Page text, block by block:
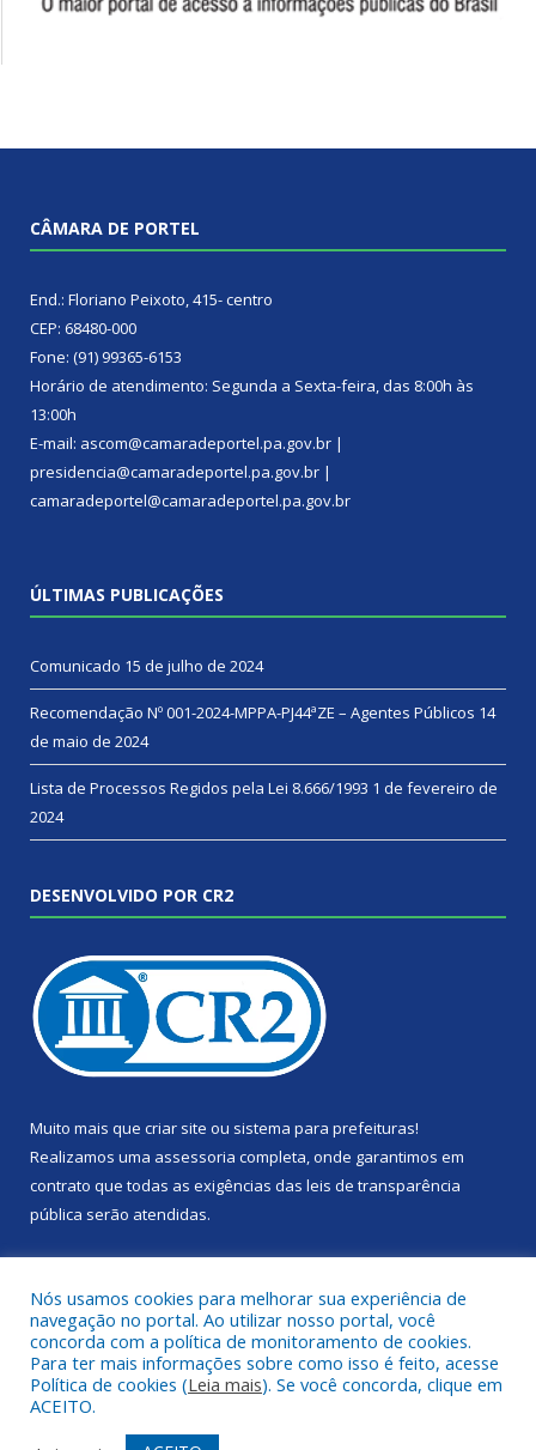
CÂMARA DE PORTEL
End.: Floriano Peixoto, 415- centro
CEP: 68480-000
Fone: (91) 99365-6153
Horário de atendimento: Segunda a Sexta-feira, das 8:00h às
13:00h
E-mail: ascom@camaradeportel.pa.gov.br |
presidencia@camaradeportel.pa.gov.br |
camaradeportel@camaradeportel.pa.gov.br
ÚLTIMAS PUBLICAÇÕES
Comunicado 15 de julho de 2024
Recomendação Nº 001-2024-MPPA-PJ44ªZE – Agentes Públicos 14
de maio de 2024
Lista de Processos Regidos pela Lei 8.666/1993 1 de fevereiro de
2024
DESENVOLVIDO POR CR2
Muito mais que criar site ou sistema para prefeituras!
Realizamos uma assessoria completa, onde garantimos em
contrato que todas as exigências das leis de transparência
pública serão atendidas.
Todos os direitos reservados a Câmara Municipal de Portel.
Nós usamos cookies para melhorar sua experiência de
navegação no portal. Ao utilizar nosso portal, você
concorda com a política de monitoramento de cookies.
Para ter mais informações sobre como isso é feito, acesse
Política de cookies (Leia mais). Se você concorda, clique em
ACEITO.